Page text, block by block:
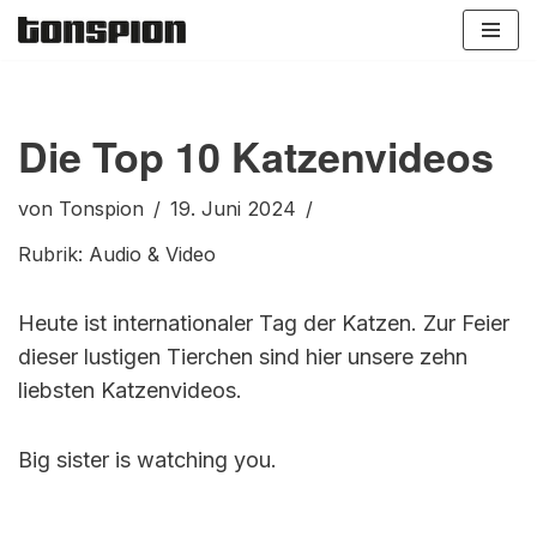
Die Top 10 Katzenvideos
von Tonspion
19. Juni 2024
Rubrik: Audio & Video
Heute ist internationaler Tag der Katzen. Zur Feier
dieser lustigen Tierchen sind hier unsere zehn
liebsten Katzenvideos.
Big sister is watching you.